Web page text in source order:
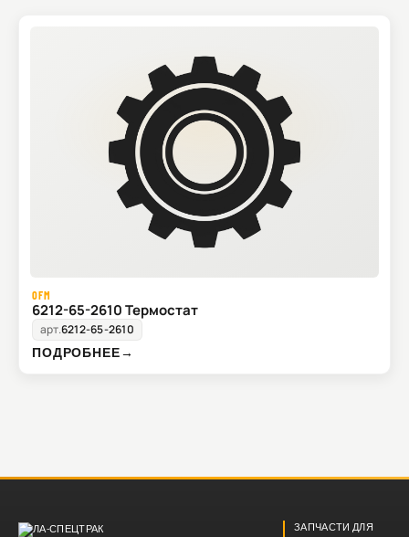
OFM
6212-65-2610 Термостат
арт.6212-65-2610
ПОДРОБНЕЕ→
ЗАПЧАСТИ ДЛЯ